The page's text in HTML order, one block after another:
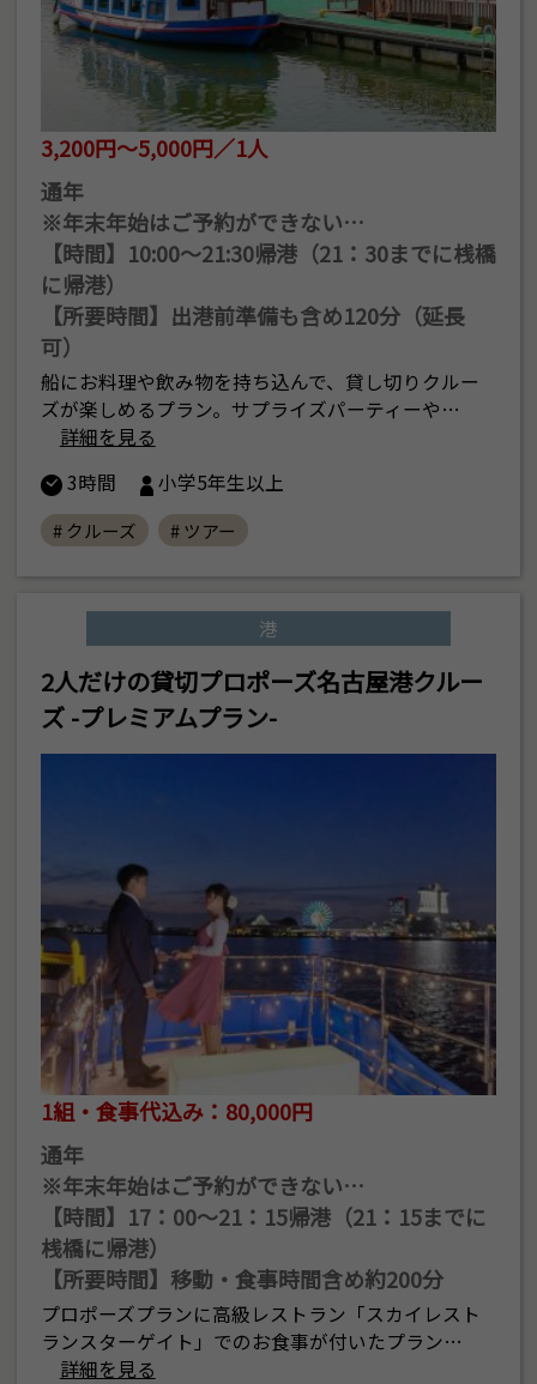
3,200円～5,000円／1人
通年
※年末年始はご予約ができない…
【時間】10:00〜21:30帰港（21：30までに桟橋
に帰港）
【所要時間】出港前準備も含め120分（延長
可）
船にお料理や飲み物を持ち込んで、貸し切りクルー
ズが楽しめるプラン。サプライズパーティーや…
詳細を見る
3時間
小学5年生以上
# クルーズ # ツアー
港
2人だけの貸切プロポーズ名古屋港クルー
ズ -プレミアムプラン-
1組・食事代込み：80,000円
通年
※年末年始はご予約ができない…
【時間】17：00〜21：15帰港（21：15までに
桟橋に帰港）
【所要時間】移動・食事時間含め約200分
プロポーズプランに高級レストラン「スカイレスト
ランスターゲイト」でのお食事が付いたプラン…
詳細を見る